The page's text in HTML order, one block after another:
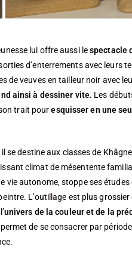
lui offre aussi lespectacle
d’enterrements avec leurs
de veuves en tailleur noir avec
ainsi à dessiner vite. Les
trait pouresquisser en une
il se destine aux classes de
climat de mésentente
vie autonome, stoppe ses études
L’outillage est plus grossier
univers de la couleur et de la
de se consacrer par